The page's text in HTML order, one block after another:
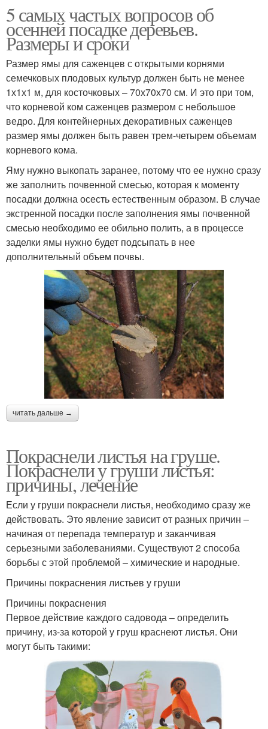
5 самых частых вопросов об
осенней посадке деревьев.
Размеры и сроки
Размер ямы для саженцев с открытыми корнями
семечковых плодовых культур должен быть не менее
1х1х1 м, для косточковых – 70х70х70 см. И это при том,
что корневой ком саженцев размером с небольшое
ведро. Для контейнерных декоративных саженцев
размер ямы должен быть равен трем-четырем объемам
корневого кома.
Яму нужно выкопать заранее, потому что ее нужно сразу
же заполнить почвенной смесью, которая к моменту
посадки должна осесть естественным образом. В случае
экстренной посадки после заполнения ямы почвенной
смесью необходимо ее обильно полить, а в процессе
заделки ямы нужно будет подсыпать в нее
дополнительный объем почвы.
читать дальше →
Покраснели листья на груше.
Покраснели у груши листья:
причины, лечение
Если у груши покраснели листья, необходимо сразу же
действовать. Это явление зависит от разных причин –
начиная от перепада температур и заканчивая
серьезными заболеваниями. Существуют 2 способа
борьбы с этой проблемой – химические и народные.
Причины покраснения листьев у груши
Причины покраснения
Первое действие каждого садовода – определить
причину, из-за которой у груш краснеют листья. Они
могут быть такими: